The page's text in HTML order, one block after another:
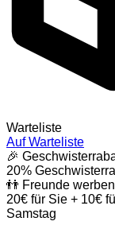
Warteliste
Auf Warteliste
🎉
20%
👬 Freunde werben
20€ für Sie + 10€
Samstag